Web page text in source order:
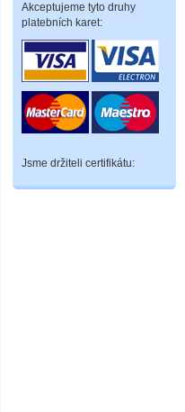
Akceptujeme tyto druhy
platebních karet:
Jsme držiteli certifikátu: